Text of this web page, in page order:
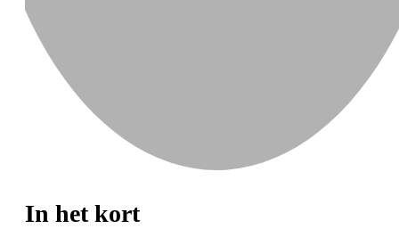
In het kort